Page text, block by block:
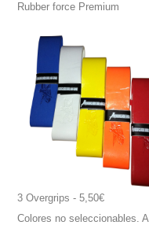
Rubber force Premium
3 Overgrips - 5,50€
Colores no seleccionables. A